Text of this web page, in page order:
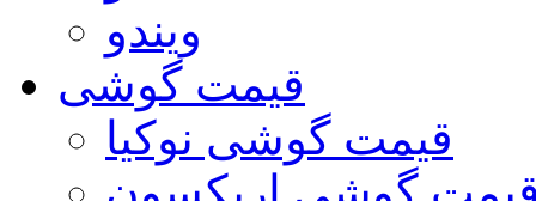
ویندو
قیمت گوشی
قیمت گوشی نوكيا